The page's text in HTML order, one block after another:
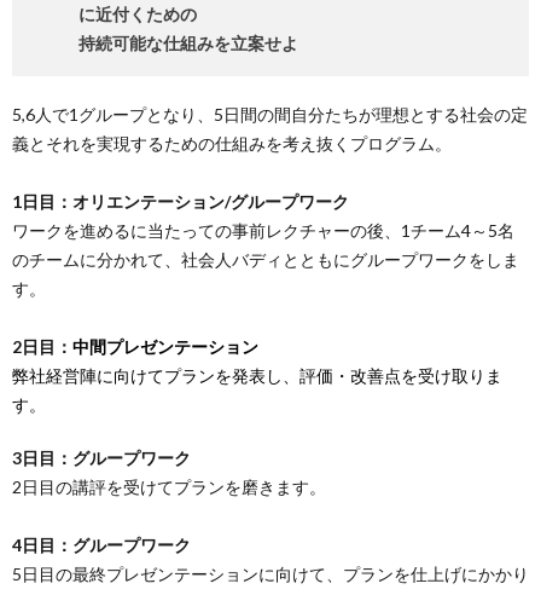
に近付くための
持続可能な仕組みを立案せよ
5,6人で1グループとなり、5日間の間自分たちが理想とする社会の定
義とそれを実現するための仕組みを考え抜くプログラム。
1日目：オリエンテーション/グループワーク
ワークを進めるに当たっての事前レクチャーの後、1チーム4～5名
のチームに分かれて、社会人バディとともにグループワークをしま
す。
2日目： 中間プレゼンテーション
弊社経営陣に向けてプランを発表し、評価・改善点を受け取りま
す。
3日目：グループワーク
2日目の講評を受けてプランを磨きます。
4日目：グループワーク
5日目の最終プレゼンテーションに向けて、プランを仕上げにかかり